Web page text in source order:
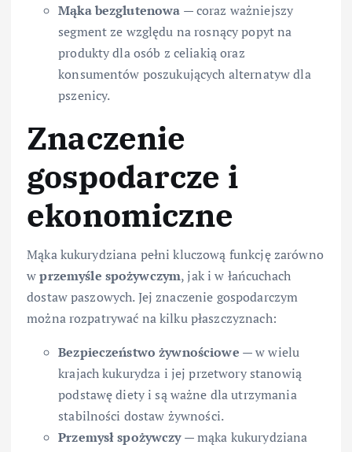
Mąka bezglutenowa — coraz ważniejszy
segment ze względu na rosnący popyt na
produkty dla osób z celiakią oraz
konsumentów poszukujących alternatyw dla
pszenicy.
Znaczenie
gospodarcze i
ekonomiczne
Mąka kukurydziana pełni kluczową funkcję zarówno
wprzemyśle spożywczym, jak i w łańcuchach
dostaw paszowych. Jej znaczenie gospodarczym
można rozpatrywać na kilku płaszczyznach:
Bezpieczeństwo żywnościowe — w wielu
krajach kukurydza i jej przetwory stanowią
podstawę diety i są ważne dla utrzymania
stabilności dostaw żywności.
Przemysł spożywczy— mąka kukurydziana